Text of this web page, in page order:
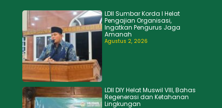
LDII Sumbar Korda I Helat
Pengajian Organisasi,
Ingatkan Pengurus Jaga
Amanah
Agustus 2, 2026
LDII DIY Helat Muswil VIII, Bahas
Regenerasi dan Ketahanan
Lingkungan